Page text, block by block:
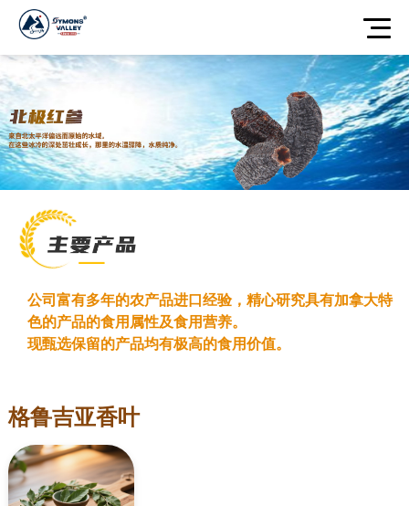
公司富有多年的农产品进口经验，精心研究具有加拿大特
色的产品的食用属性及食用营养。
现甄选保留的产品均有极高的食用价值。
格鲁吉亚香叶